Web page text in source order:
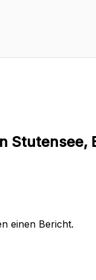
einen Bericht.